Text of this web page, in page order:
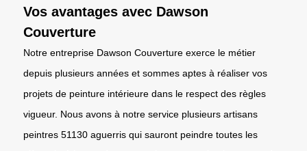
Vos avantages avec Dawson
Couverture
Notre entreprise Dawson Couverture exerce le métier
depuis plusieurs années et sommes aptes à réaliser vos
projets de peinture intérieure dans le respect des règles
vigueur. Nous avons à notre service plusieurs artisans
peintres 51130 aguerris qui sauront peindre toutes les